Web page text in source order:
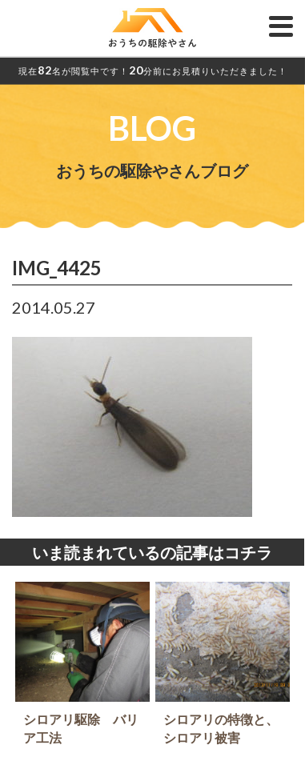
現在82名が閲覧中です！ 20分前にお見積りいただきました！
BLOG
おうちの駆除やさんブログ
IMG_4425
2014.05.27
いま読まれているの記事はコチラ
シロアリ駆除 バリ
ア工法
シロアリの特徴と、
シロアリ被害